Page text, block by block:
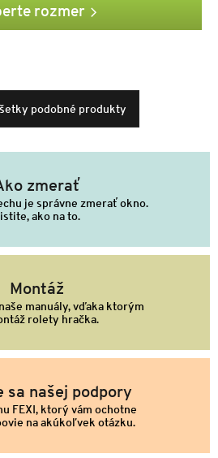
rozmer
podobné produkty
zmerať
je správne zmerať okno.
ako na to.
Montáž
manuály, vďaka ktorým
rolety hračka.
sa našej podpory
FEXI, ktorý vám ochotne
na akúkoľvek otázku.